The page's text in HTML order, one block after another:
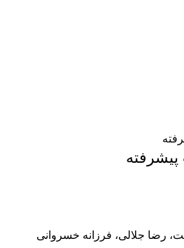
رضا جلالی، فرزانه خسروانی